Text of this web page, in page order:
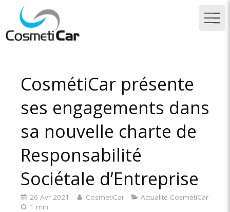
CosmétiCar présente
ses engagements dans
sa nouvelle charte de
Responsabilité
Sociétale d’Entreprise
26 Avr 2021 CosmetiCar
Actualité CosmétiCar
1 min.